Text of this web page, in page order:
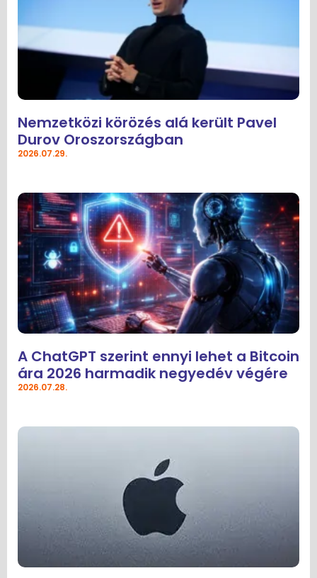
Nemzetközi körözés alá került Pavel
Durov Oroszországban
2026.07.29.
A ChatGPT szerint ennyi lehet a Bitcoin
ára 2026 harmadik negyedév végére
2026.07.28.